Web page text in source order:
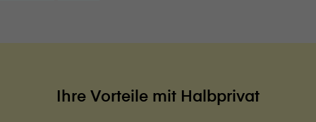
Ihre Vorteile mit Halbprivat